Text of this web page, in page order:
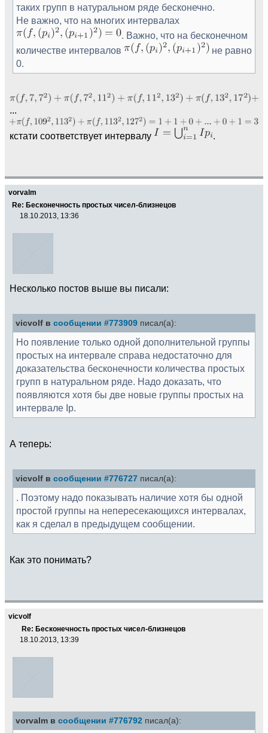
таких групп в натуральном ряде бесконечно.
Не важно, что на многих интервалах
. Важно, что на бесконечном
количестве интервалов
не равно
0.
...
кстати соответствует интервалу .
vorvalm
Re: Бесконечность простых чисел-близнецов
18.10.2013, 13:36
Несколько постов выше вы писали:
vicvolf в сообщении #773909 писал(а):
Но появление только одной дополнительной группы
простых на интервале справа недостаточно для
доказательства бесконечности количества простых
групп в натуральном ряде. Надо доказать, что
появляются хотя бы две новые группы простых на
интервале Ip.
А теперь:
vicvolf в сообщении #776727 писал(а):
. Поэтому надо показывать наличие хотя бы одной
простой группы на непересекающихся интервалах,
как я сделал в предыдущем сообщении.
Как это понимать?
vicvolf
Re: Бесконечность простых чисел-близнецов
18.10.2013, 13:39
vorvalm в сообщении #776792 писал(а):